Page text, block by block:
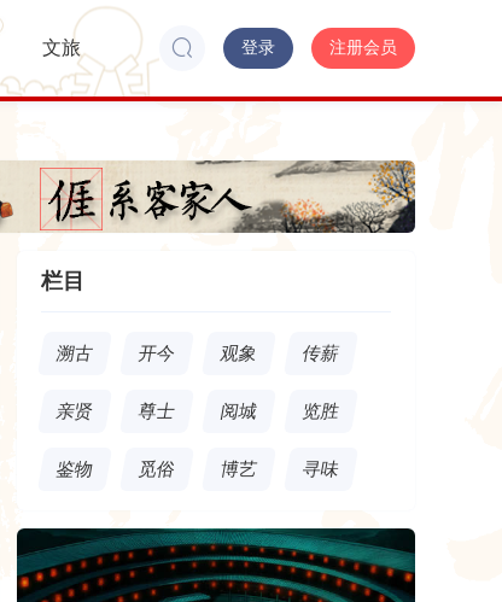
文旅 登录 注册会员
栏目
溯古 开今 观象 传薪
亲贤 尊士 阅城 览胜
鉴物 觅俗 博艺 寻味